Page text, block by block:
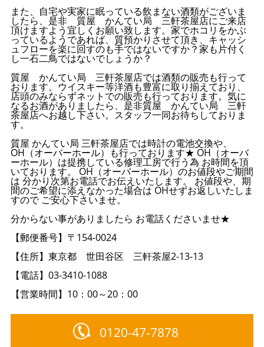
また、自宅や実家に眠っている飲まない酒類がございま
したら、是非 質屋 かんてい局 三軒茶屋店にご来店
頂けますよう宜しくお願い致します。家でホコリをかぶ
っているようであれば、質預かりさせて頂き、キャッシ
ュフローを楽に回すのも手ではないですか？家も片付く
し一石二鳥ではないでしょうか？
質屋 かんてい局 三軒茶屋店では酒類の販売も行って
おります。ウイスキー等洋酒も豊富に取り揃えており、
店頭のみならずネットでの販売も行っております。気に
なるお酒がありましたら、是非質屋 かんてい局 三軒
茶屋店へお越し下さい。スタッフ一同お待ちしておりま
す。
質屋 かんてい局 三軒茶屋店では時計の電池交換や、
OH（オーバーホール）も行っております★ OH（オーバ
ーホール）は提携している修理工房で行う為 お時間を頂
いております。 OH（オーバーホール）のお値段やご期間
は 分かり次第お電話でお伝えいたします。 お値段や、期
間のご希望に添えなかった場合は OHせずお返しいたしま
すので ご安心下さいませ。
分からない事がありましたら お電話くださいませ★
【郵便番号】〒154-0024
【住所】東京都 世田谷区 三軒茶屋2-13-13
【電話】03-3410-1088
【営業時間】10：00～20：00
0120-47-7878